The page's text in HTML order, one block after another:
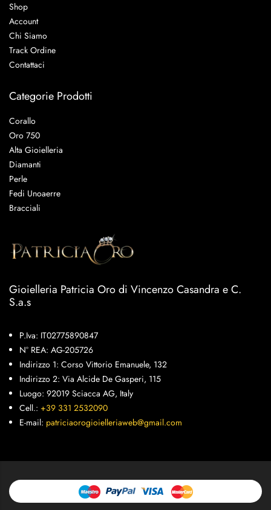
Gioielleria Patricia Oro di Vincenzo Casandra e C.
S.a.s
P.Iva: IT02775890847
N° REA: AG-205726
Indirizzo 1: Corso Vittorio Emanuele, 132
Indirizzo 2: Via Alcide De Gasperi, 115
Luogo: 92019 Sciacca AG, Italy
Cell.: +39 331 2532090
E-mail: patriciaorogioielleriaweb@gmail.com
Categorie Prodotti
Corallo
Oro 750
Alta Gioielleria
Diamanti
Perle
Fedi Unoaerre
Bracciali
Shop
Account
Chi Siamo
Track Ordine
Contattaci